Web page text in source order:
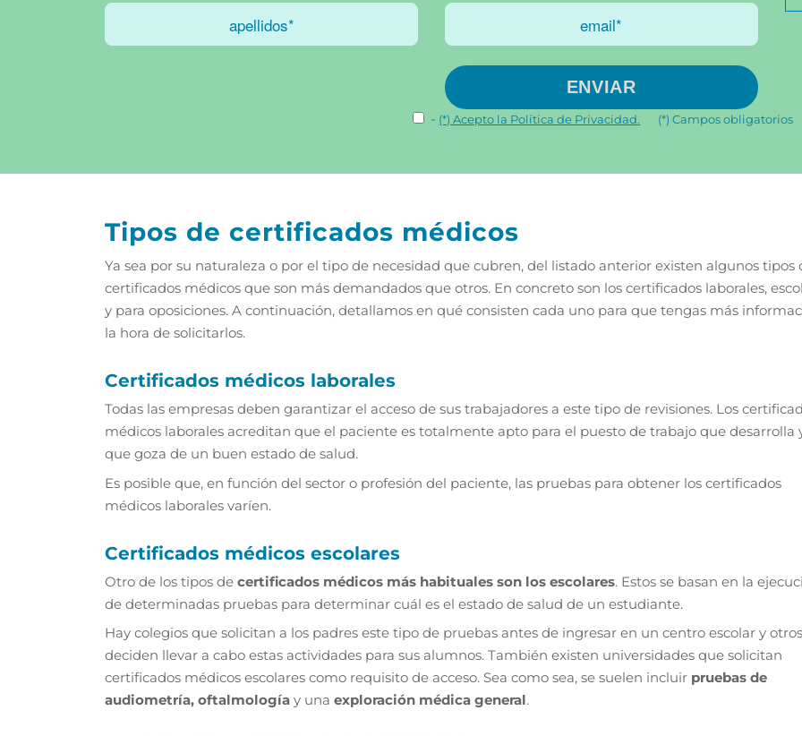
- (*) Acepto la Política de Privacidad. (*) Campos obligatorios
Tipos de certificados médicos
Ya sea por su naturaleza o por el tipo de necesidad que cubren, del listado anterior existen algunos tipos
certificados médicos que son más demandados que otros. En concreto son los certificados laborales,
y para oposiciones. A continuación, detallamos en qué consisten cada uno para que tengas más
la hora de solicitarlos.
Certificados médicos laborales
Todas las empresas deben garantizar el acceso de sus trabajadores a este tipo de revisiones. Los
médicos laborales acreditan que el paciente es totalmente apto para el puesto de trabajo que desarrolla
que goza de un buen estado de salud.
Es posible que, en función del sector o profesión del paciente, las pruebas para obtener los certificados
médicos laborales varíen.
Certificados médicos escolares
Otro de los tipos decertificados médicos más habituales son los escolares. Estos se basan en la
de determinadas pruebas para determinar cuál es el estado de salud de un estudiante.
Hay colegios que solicitan a los padres este tipo de pruebas antes de ingresar en un centro escolar y
deciden llevar a cabo estas actividades para sus alumnos. También existen universidades que solicitan
certificados médicos escolares como requisito de acceso. Sea como sea, se suelen incluir pruebas de
audiometría, oftalmología y unaexploración médica general.